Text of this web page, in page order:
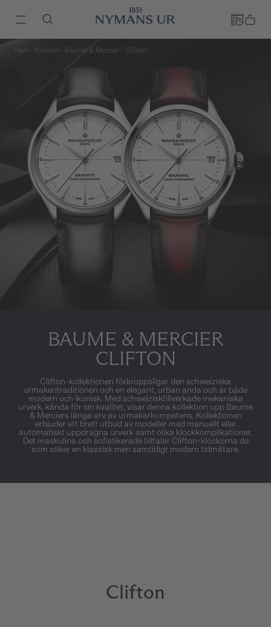
Hem Klockor Baume & Mercier Clifton
BAUME & MERCIER
CLIFTON
Clifton-kollektionen förkroppsligar den schweiziska
urmakeritraditionen och en elegant, urban anda och är både
modern och ikonisk. Med schweizisktillverkade mekaniska
urverk, kända för sin kvalitet, visar denna kollektion upp Baume
& Merciers långa arv av urmakarkompetens. Kollektionen
erbjuder ett brett utbud av modeller med manuellt eller
automatiskt uppdragna urverk samt olika klockkomplikationer.
Det maskulina och sofistikerade tilltalar Clifton-klockorna de
som söker en klassisk men samtidigt modern tidmätare.
Clifton